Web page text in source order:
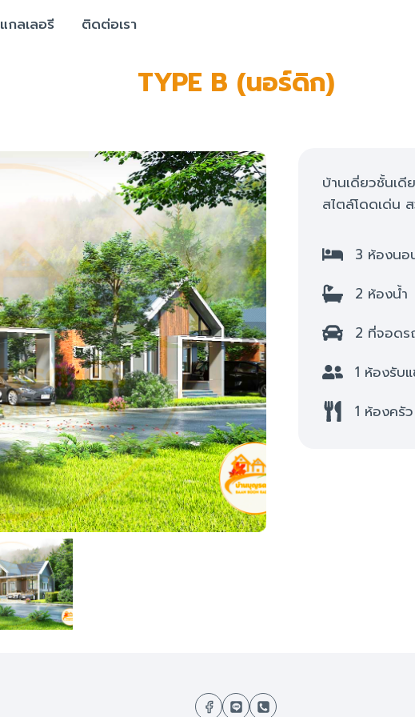
แกลเลอรี ติดต่อเรา
TYPE B (นอร์ดิก)
บ้านเดี่ยวชั้นเ
สไตล์โดดเด่น
3 ห้องนอ
2 ห้องน้ำ
2 ที่จอดร
1 ห้องรับ
1 ห้องครัว